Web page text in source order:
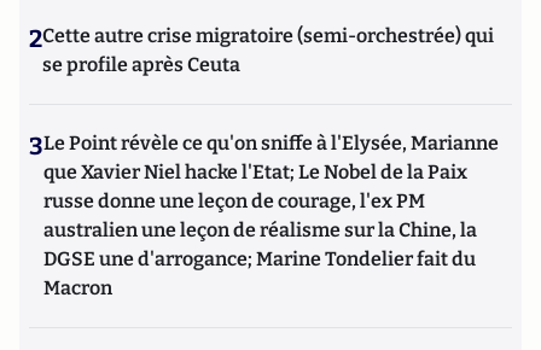
2Cette autre crise migratoire (semi-orchestrée) qui
se profile après Ceuta
3Le Point révèle ce qu'on sniffe à l'Elysée, Marianne
que Xavier Niel hacke l'Etat; Le Nobel de la Paix
russe donne une leçon de courage, l'ex PM
australien une leçon de réalisme sur la Chine, la
DGSE une d'arrogance; Marine Tondelier fait du
Macron